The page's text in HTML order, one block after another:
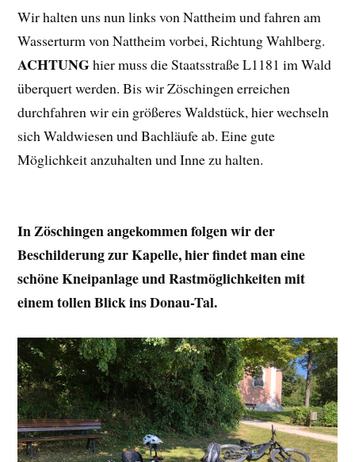
Wir halten uns nun links von Nattheim und fahren am
Wasserturm von Nattheim vorbei, Richtung Wahlberg.
ACHTUNGhier muss die Staatsstraße L1181 im Wald
überquert werden. Bis wir Zöschingen erreichen
durchfahren wir ein größeres Waldstück, hier wechseln
sich Waldwiesen und Bachläufe ab. Eine gute
Möglichkeit anzuhalten und Inne zu halten.
In Zöschingen angekommen folgen wir der
Beschilderung zur Kapelle, hier findet man eine
schöne Kneipanlage und Rastmöglichkeiten mit
einem tollen Blick ins Donau-Tal.